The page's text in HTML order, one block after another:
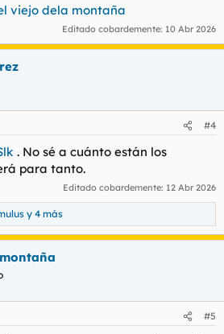
viejo dela montaña
Editado cobardemente: 10 Abr 2026
#4
. No sé a cuánto están los
para tanto.
Editado cobardemente: 12 Abr 2026
y 4 más
#5